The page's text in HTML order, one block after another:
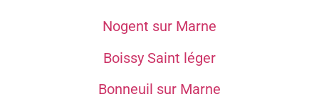
Nogent sur Marne
Boissy Saint léger
Bonneuil sur Marne